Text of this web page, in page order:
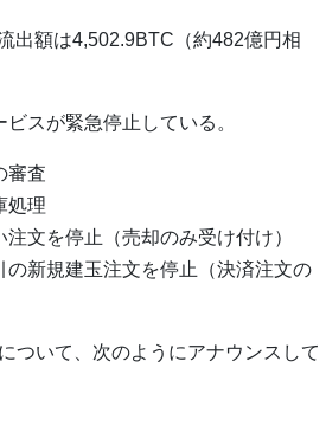
出額は4,502.9BTC（約482億円相
スが緊急停止している。
審査
処理
文を停止（売却のみ受け付け）
の新規建玉注文を停止（決済注文の
ついて、次のようにアナウンスして